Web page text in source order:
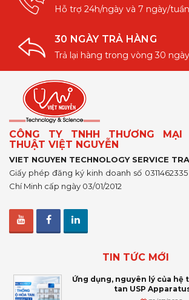
Hỗ trợ 24h/ngày và 7 ngày/tuần
30 NGÀY TRẢ HÀNG
Trả lại hàng trong vòng 30 ngày
CÔNG TY TNHH THƯƠNG
THUẬT VIỆT NGUYỄN
VIET NGUYEN TECHNOLOGY SERVICE
Giấy phép đăng ký kinh doanh số
Chí Minh cấp ngày 03/01/2012
TIN TỨC MỚI
Ứng dụng, nguyên lý của hệ
tan USP Apparatus